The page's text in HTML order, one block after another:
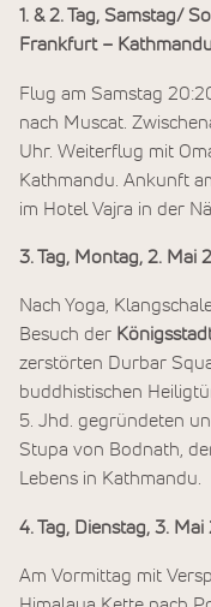
1. & 2. Tag, Samstag/
Frankfurt –
Flug am Samstag
nach Muscat.
Uhr. Weiterflug mit
Kathmandu. Ankunft
im Hotel Vajra in der
3. Tag, Montag, 2. Mai
Nach Yoga,
Besuch der
zerstörten Durbar
buddhistischen
5. Jhd. gegründeten
Stupa von Bodnath,
Lebens in Kathmandu.
4. Tag, Dienstag, 3.
Am Vormittag mit